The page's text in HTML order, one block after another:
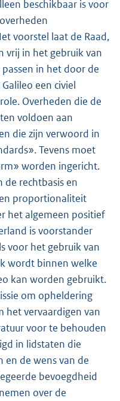
beschikbaar is voor
voorstel laat de Raad,
vrij in het gebruik van
in het door de
een civiel
Overheden die de
voldoen aan
die zijn verwoord in
Tevens moet
worden ingericht.
de rechtbasis en
proportionaliteit
het algemeen positief
is voorstander
voor het gebruik van
wordt binnen welke
kan worden gebruikt.
om opheldering
het vervaardigen van
voor te behouden
in lidstaten die
en de wens van de
bevoegdheid
over de